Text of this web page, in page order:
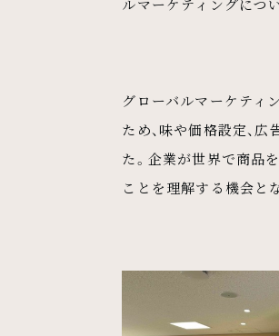
グローバルマーケティ
ため、味や価格設定、
た。企業が世界で商品
ことを理解する機会と